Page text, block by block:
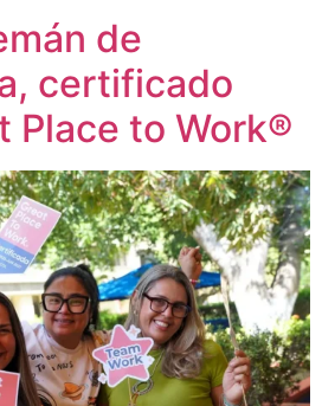
de
certificado
Place to Work®​